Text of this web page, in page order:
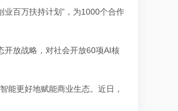
业百万扶持计划”，为1000个合作
开放战略，对社会开放60项AI核
能更好地赋能商业生态。近日，